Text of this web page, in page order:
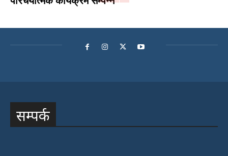
सम्पर्क